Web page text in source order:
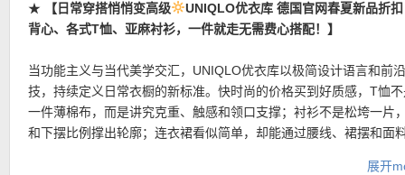
★
【日常穿搭悄悄变高级
UNIQLO优衣库 德国官网春夏新品折
背心、各式T恤、亚麻衬衫，一件就走无需费心搭配！】
当功能主义与当代美学交汇，UNIQLO优衣库以极简设计语言和前
技，持续定义日常衣橱的新标准。快时尚的价格买到好质感，T恤
一件薄棉布，而是讲究克重、触感和领口支撑；衬衫不是松垮一片
和下摆比例撑出轮廓；连衣裙看似简单，却能通过腰线、裙摆和面
展开